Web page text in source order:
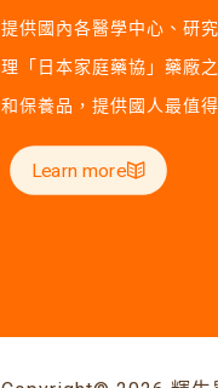
提供國內各醫學中心、研
理「日本家庭藥協」藥廠
和保養品，提供國人最值
Learn more